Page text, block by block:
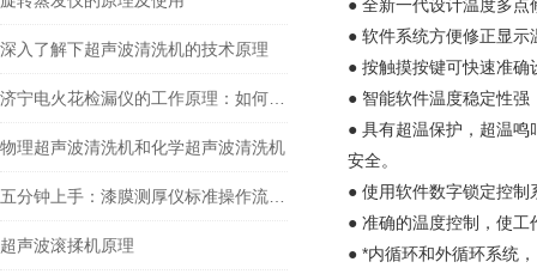
深入了解下超声波清洗机的技术原理
物理超声波清洗机和化学超声波清洗机
超声波滚揉机原理
● 全新一代设计温度多
● 软件系统方便修正显
● 按触摸按键可快速准
● 智能软件温度稳定性
● 具有超温保护，超温
安全。
● 使用软件数字锁定控
● 准确的温度控制，使
● *内循环和外循环系统